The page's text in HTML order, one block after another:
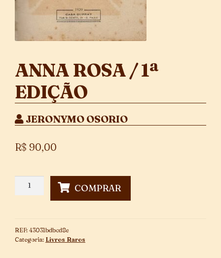
ANNA ROSA / 1ª
EDIÇÃO
JERONYMO OSORIO
R$ 90,00
Anna
quantidade
COMPRAR
REF: 43031bdbcd8e
Categoria: Livros Raros